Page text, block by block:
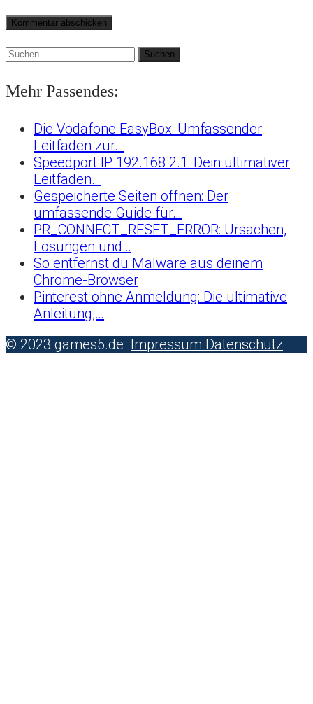
Suchen
Mehr Passendes:
Die Vodafone EasyBox: Umfassender
Leitfaden zur…
Speedport IP 192.168 2.1: Dein ultimativer
Leitfaden…
Gespeicherte Seiten öffnen: Der
umfassende Guide für…
PR_CONNECT_RESET_ERROR: Ursachen,
Lösungen und…
So entfernst du Malware aus deinem
Chrome-Browser
Pinterest ohne Anmeldung: Die ultimative
Anleitung,…
© 2023 games5.de Impressum Datenschutz